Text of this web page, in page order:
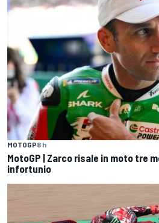
MOTOGP8 h
MotoGP | Zarco risale in moto tre
infortunio